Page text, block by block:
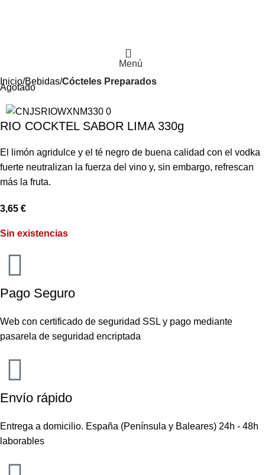
Menú
Inicio Bebidas Cócteles Preparados
Agotado
RIO COCKTEL SABOR LIMA 330g
El limón agridulce y el té negro de buena calidad con el vodka
fuerte neutralizan la fuerza del vino y, sin embargo, refrescan
más la fruta.
3,65 €
Sin existencias
Pago Seguro
Web con certificado de seguridad SSL y pago mediante
pasarela de seguridad encriptada
Envío rápido
Entrega a domicilio. España (Península y Baleares) 24h - 48h
laborables